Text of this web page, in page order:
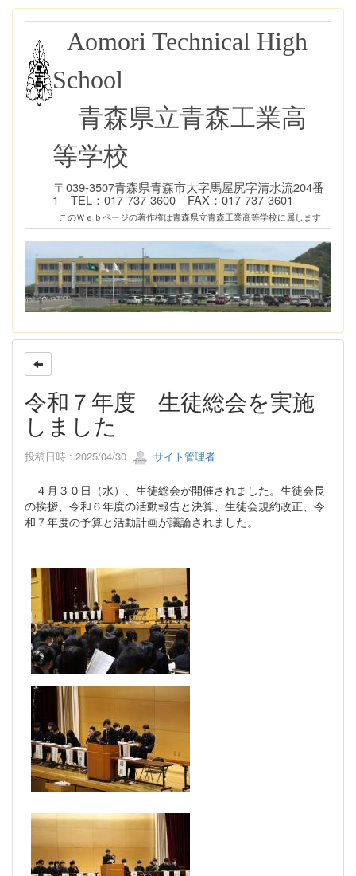
Aomori Technical High
School
青森県立青森工業高
等学校
〒039-3507青森県青森市大字馬屋尻字清水流204番
1 TEL：017-737-3600 FAX：017-737-3601
このＷｅｂページの著作権は青森県立青森工業高等学校に属します
令和７年度 生徒総会を実施
しました
投稿日時 : 2025/04/30 サイト管理者
４月３０日（水）、生徒総会が開催されました。生徒会長
の挨拶、令和６年度の活動報告と決算、生徒会規約改正、令
和７年度の予算と活動計画が議論されました。